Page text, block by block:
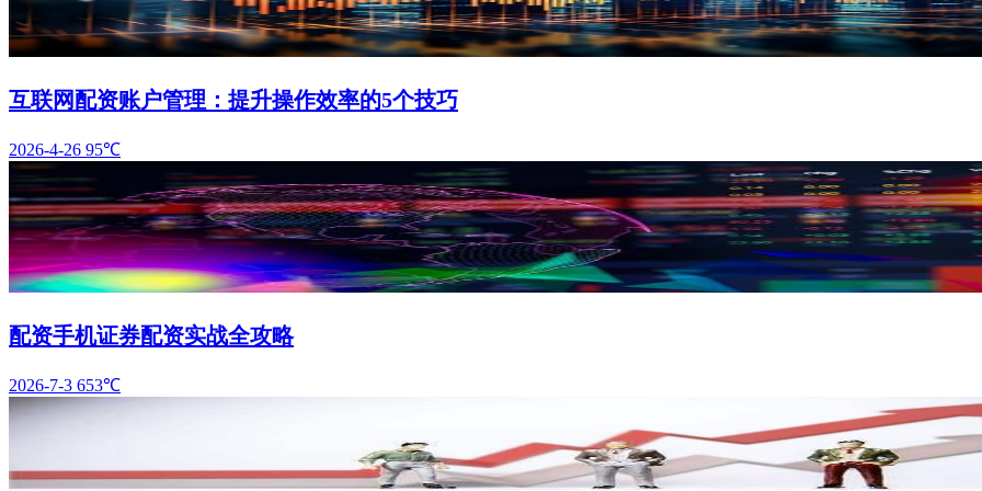
互联网配资账户管理：提升操作效率的5个技巧
2026-4-26 95℃
配资手机证券配资实战全攻略
2026-7-3 653℃